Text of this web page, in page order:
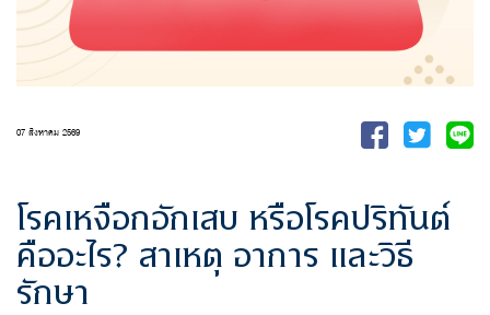
07 สิงหาคม 2569
โรคเหงือกอักเสบ หรือโรคปริทันต์
คืออะไร? สาเหตุ อาการ และวิธี
รักษา